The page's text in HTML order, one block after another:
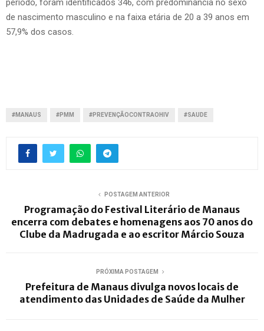
de nascimento masculino e na faixa etária de 20 a 39 anos em
57,9% dos casos.
#MANAUS #PMM #PREVENÇÃOCONTRAOHIV #SAUDE
POSTAGEM ANTERIOR
Programação do Festival Literário de Manaus
encerra com debates e homenagens aos 70 anos do
Clube da Madrugada e ao escritor Márcio Souza
PRÓXIMA POSTAGEM
Prefeitura de Manaus divulga novos locais de
atendimento das Unidades de Saúde da Mulher